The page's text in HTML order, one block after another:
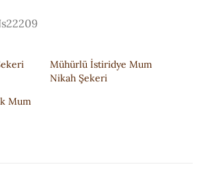
Mühürlü İstiridye Mum
Nikah Şekeri
Mum